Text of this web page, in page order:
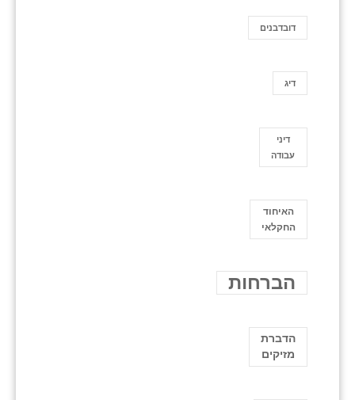
דובדבנים
דיג
דיני
עבודה
האיחוד
החקלאי
הברחות
הדברת
מזיקים